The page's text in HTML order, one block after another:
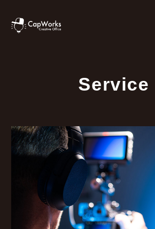
Service